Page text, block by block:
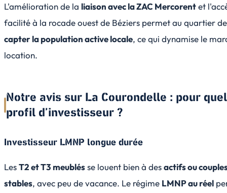
L'amélioration de la liaison avec la ZAC Mercorentet
facilité à la rocade ouest de Béziers permet au quartier
capter la population active locale, ce qui dynamise le
location.
Notre avis sur La Courondelle : pour quel
profil d’investisseur ?
Investisseur LMNP longue durée
LesT2 et T3 meublésse louent bien à desactifs ou
stables, avec peu de vacance. Le régime LMNP au réel